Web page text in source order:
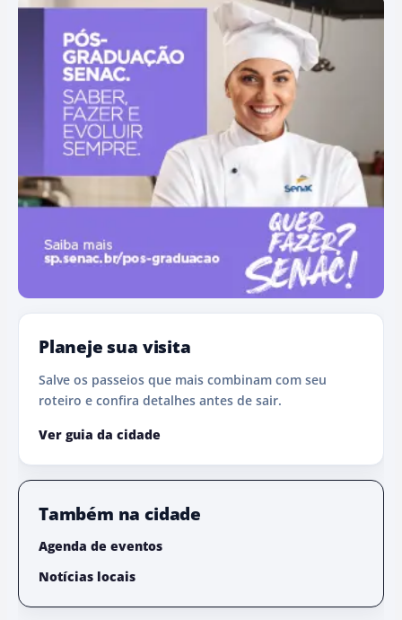
Planeje sua visita
Salve os passeios que mais combinam com seu
roteiro e confira detalhes antes de sair.
Ver guia da cidade
Também na cidade
Agenda de eventos
Notícias locais